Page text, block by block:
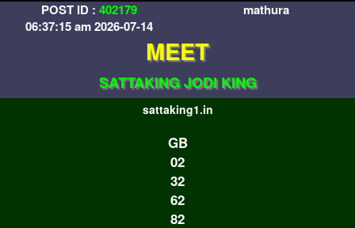
POST ID : 402179
06:37:15 am 2026-07-14
mathura
MEET
SATTAKING JODI KING
sattaking1.in
GB
02
32
62
82